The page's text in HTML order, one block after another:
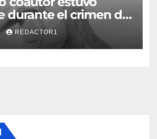
durante el crimen de
Fiscalía
REDACTOR1